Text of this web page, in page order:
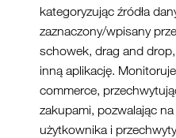
kategoryzując źródła
zaznaczony/wpisany
schowek, drag and
inną aplikację.
commerce,
zakupami, pozwalając
użytkownika i